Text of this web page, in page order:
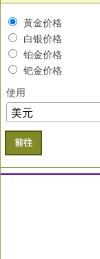
黄金价格
白银价格
铂金价格
钯金价格
使用
前往